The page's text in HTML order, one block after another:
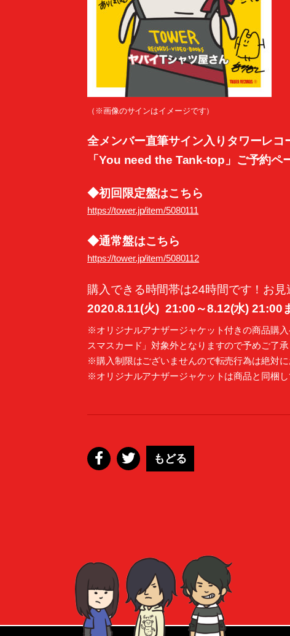
（※画像のサインはイメージです）
全メンバー直筆サイン入りタワーレ
「You need the Tank-top」ご予約ペ
◆初回限定盤はこちら
https://tower.jp/item/5080111
◆通常盤はこちら
https://tower.jp/item/5080112
購入できる時間帯は24時間です！お見
2020.8.11(火) 21:00～8.12(水) 21:00
※オリジナルアナザージャケット付きの商品購
スマスカード」対象外となりますので予めご了承
※購入制限はございませんので転売行為は絶対に
※オリジナルアナザージャケットは商品と同梱し
もどる